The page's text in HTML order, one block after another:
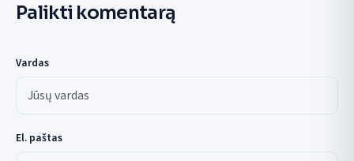
Palikti komentarą
Vardas
El. paštas